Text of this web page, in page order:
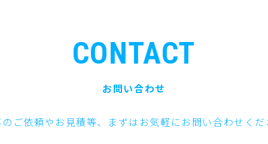
CONTACT
お問い合わせ
ご依頼やお見積等、まずはお気軽にお問い合わせく